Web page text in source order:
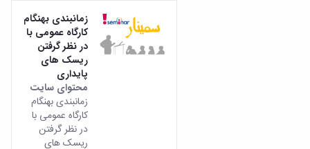
زمانبندی بهنگام
کارگاه عمومی با
در نظر گرفتن
ریسک های
پایداری
محتوای سایت
زمانبندی بهنگام
کارگاه عمومی با
در نظر گرفتن
ریسک های